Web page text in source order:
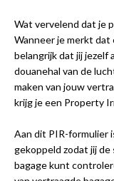
Wat vervelend dat je
Wanneer je merkt dat
belangrijk dat jij jezelf
douanehal van de
maken van jouw
krijg je een Property
Aan dit PIR-formulier
gekoppeld zodat jij
bagage kunt